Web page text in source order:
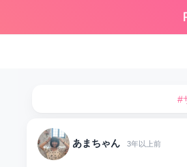
#
あまちゃん 3年以上前